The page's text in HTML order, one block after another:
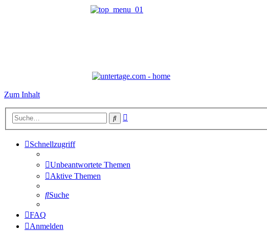
Zum Inhalt
Suche
Schnellzugriff
Unbeantwortete Themen
Aktive Themen
Suche
FAQ
Anmelden